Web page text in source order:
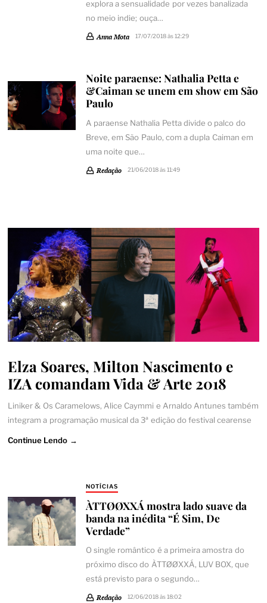
explora a sensualidade por vezes banalizada
no meio indie; ouça…
Anna Mota 17/07/2018 às 12:29
Noite paraense: Nathalia Petta e
&Caiman se unem em show em São
Paulo
A paraense Nathalia Petta divide o palco do
Breve, em São Paulo, com a dupla Caiman em
uma noite que…
Redação 21/06/2018 às 11:49
Elza Soares, Milton Nascimento e
IZA comandam Vida & Arte 2018
Liniker & Os Caramelows, Alice Caymmi e Arnaldo Antunes também
integram a programação musical da 3ª edição do festival cearense
Continue Lendo →
NOTÍCIAS
ÀTTØØXXÁ mostra lado suave da
banda na inédita “É Sim, De
Verdade”
O single romântico é a primeira amostra do
próximo disco do ÀTTØØXXÁ, LUV BOX, que
está previsto para o segundo…
Redação 12/06/2018 às 18:02